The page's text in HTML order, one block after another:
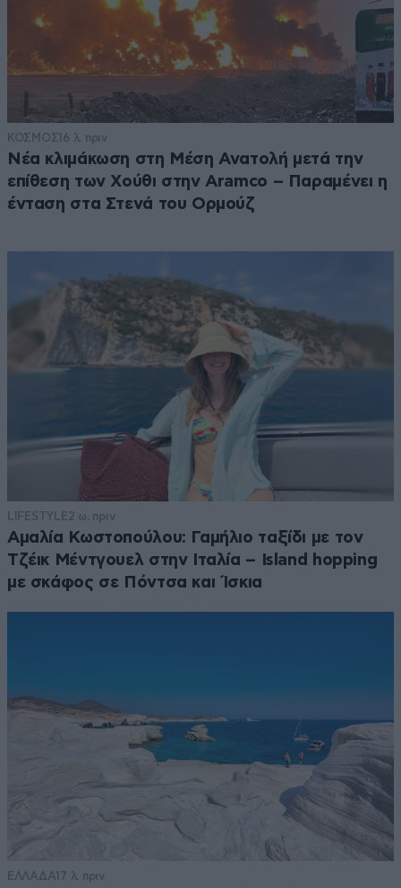
ΚΟΣΜΟΣ16 λ. πριν
Νέα κλιμάκωση στη Μέση Ανατολή μετά την
επίθεση των Χούθι στην Aramco – Παραμένει η
ένταση στα Στενά του Ορμούζ
LIFESTYLE 2 ω. πριν
Αμαλία Κωστοπούλου: Γαμήλιο ταξίδι με τον
Τζέικ Μέντγουελ στην Ιταλία – Island hopping
με σκάφος σε Πόντσα και Ίσκια
ΕΛΛΑΔΑ17 λ. πριν